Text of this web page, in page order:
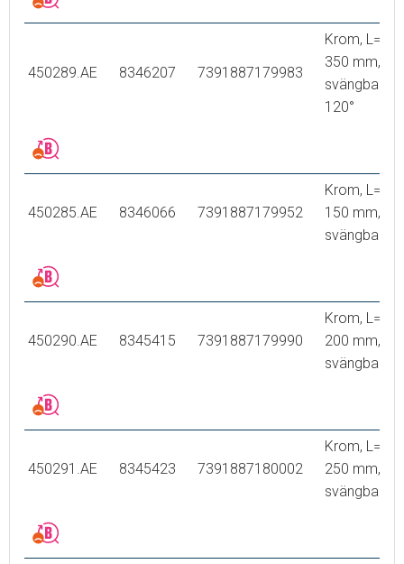
450289.AE 8346207 7391887179983
Krom, L=
350 mm,
svängbar
120°
450285.AE 8346066 7391887179952
Krom, L=
150 mm,
svängbar
450290.AE 8345415 7391887179990
Krom, L=
200 mm,
svängbar
450291.AE 8345423 7391887180002
Krom, L=
250 mm,
svängbar